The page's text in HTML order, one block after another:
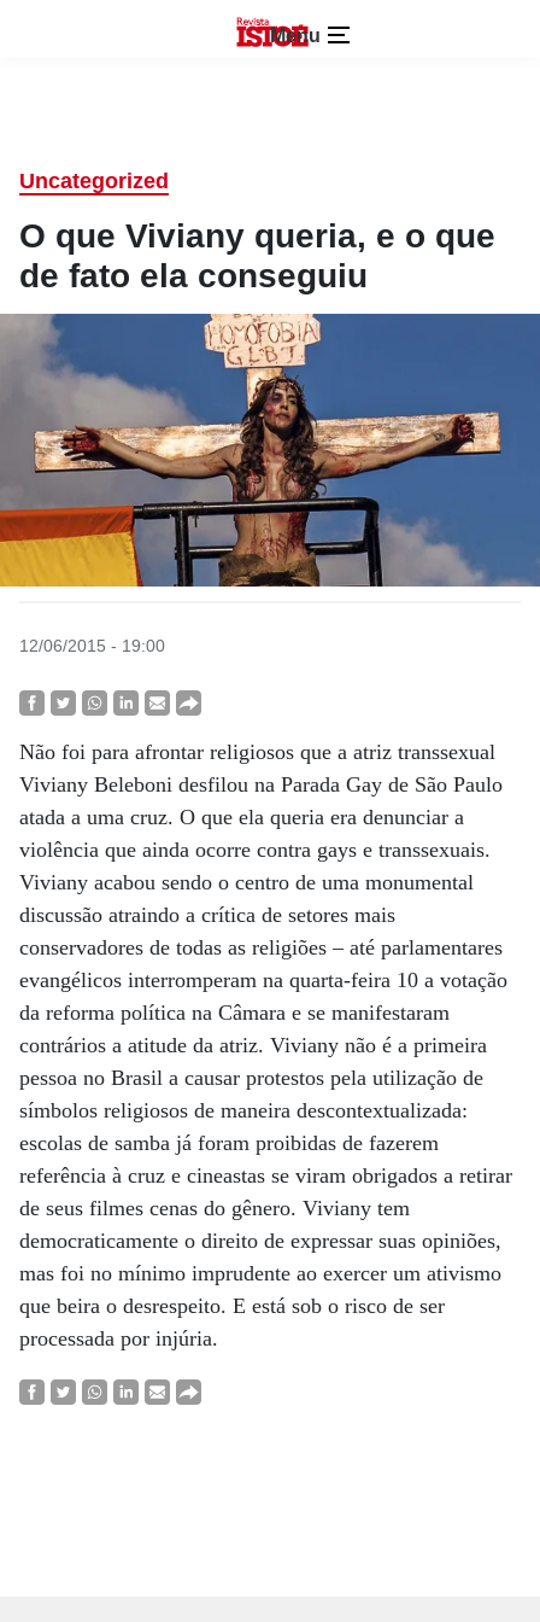
Menu
Uncategorized
O que Viviany queria, e o que
de fato ela conseguiu
12/06/2015 - 19:00
Não foi para afrontar religiosos que a atriz transsexual
Viviany Beleboni desfilou na Parada Gay de São Paulo
atada a uma cruz. O que ela queria era denunciar a
violência que ainda ocorre contra gays e transsexuais.
Viviany acabou sendo o centro de uma monumental
discussão atraindo a crítica de setores mais
conservadores de todas as religiões – até parlamentares
evangélicos interromperam na quarta-feira 10 a votação
da reforma política na Câmara e se manifestaram
contrários a atitude da atriz. Viviany não é a primeira
pessoa no Brasil a causar protestos pela utilização de
símbolos religiosos de maneira descontextualizada:
escolas de samba já foram proibidas de fazerem
referência à cruz e cineastas se viram obrigados a retirar
de seus filmes cenas do gênero. Viviany tem
democraticamente o direito de expressar suas opiniões,
mas foi no mínimo imprudente ao exercer um ativismo
que beira o desrespeito. E está sob o risco de ser
processada por injúria.